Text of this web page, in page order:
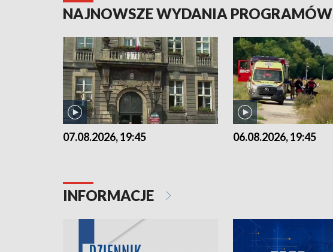
NAJNOWSZE WYDANIA PROGRAMÓW
07.08.2026, 19:45 06.08.2026, 19:45
INFORMACJE